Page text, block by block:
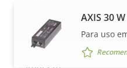
Funcionalidade dia e
Estabilização
AXIS 30
Para uso